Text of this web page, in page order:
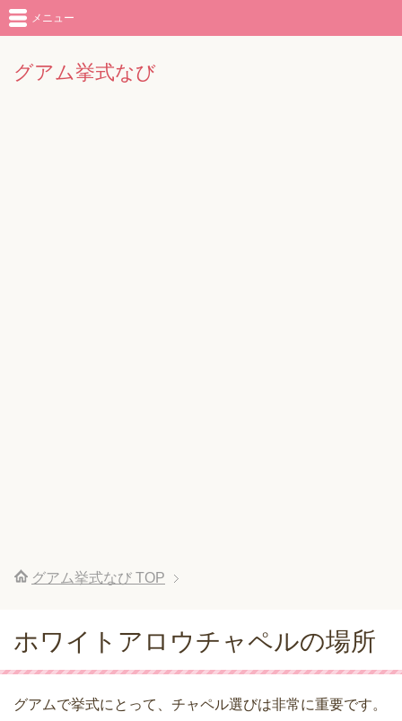
グアム挙式なび
メニュー
グアム挙式なび TOP
ホワイトアロウチャペルの場所
グアムで挙式にとって、チャペル選びは非常に重要です。